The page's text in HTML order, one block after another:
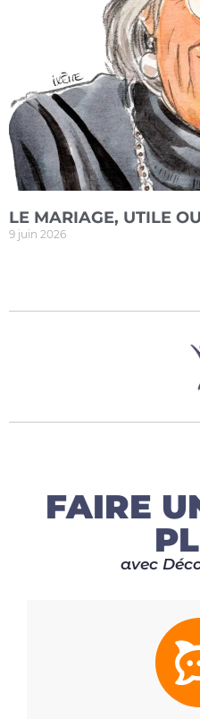
LE MARIAGE, UTILE
9 juin 2026
FAIRE
avec